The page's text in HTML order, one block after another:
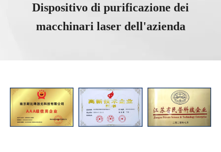
Dispositivo di purificazione dei
macchinari laser dell'azienda